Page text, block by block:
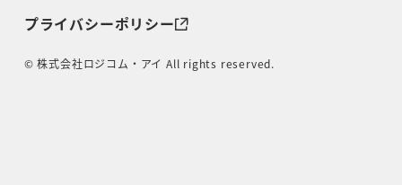
プライバシーポリシー
© 株式会社ロジコム・アイ All rights reserved.